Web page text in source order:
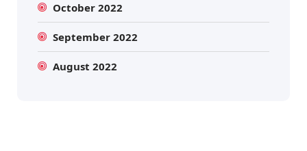
October 2022
September 2022
August 2022